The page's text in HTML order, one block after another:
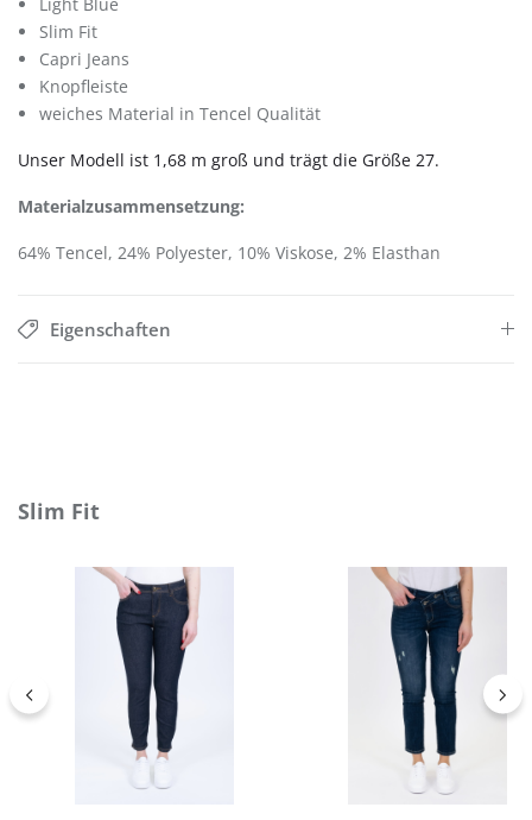
Slim Fit
Capri Jeans
Knopfleiste
weiches Material in Tencel Qualität
Unser Modell ist 1,68 m groß und trägt die Größe 27.
Materialzusammensetzung:
64% Tencel, 24% Polyester, 10% Viskose, 2% Elasthan
Eigenschaften
Produktgalerie überspringen
Slim Fit